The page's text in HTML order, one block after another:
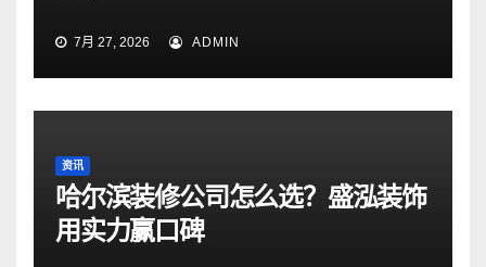
7月 27, 2026 ADMIN
资讯
哈尔滨装修公司怎么选？盛泓装饰
用实力赢口碑